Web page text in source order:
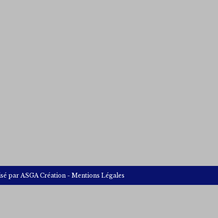
par ASGA Création - Mentions Légales